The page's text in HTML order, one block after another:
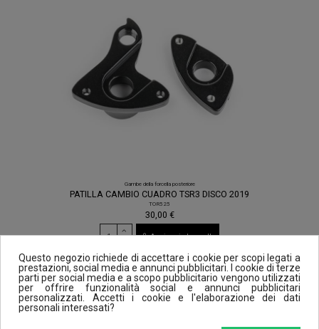
Gambe della forcella posteriore
PATILLA CAMBIO CUADRO TSR3 DISCO 2019
TOR525
30,00 €
Aggiungi al carrello
Questo negozio richiede di accettare i cookie per scopi legati a
prestazioni, social media e annunci pubblicitari. I cookie di terze
parti per social media e a scopo pubblicitario vengono utilizzati
per offrire funzionalità social e annunci pubblicitari
personalizzati. Accetti i cookie e l'elaborazione dei dati
personali interessati?